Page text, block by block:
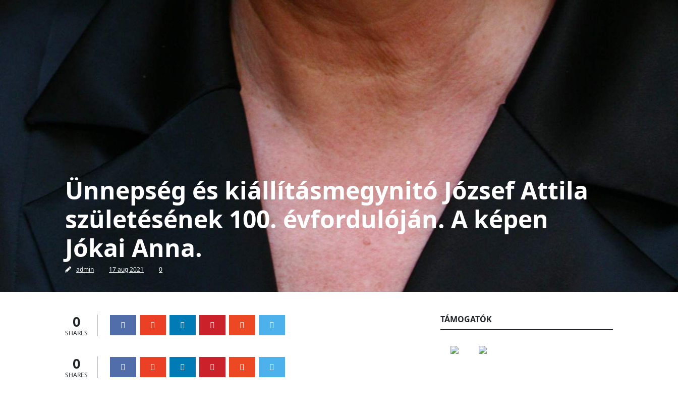
Ünnepség és kiállításmegynitó József Attila
születésének 100. évfordulóján. A képen
Jókai Anna.
admin 17 aug 2021 0
0
SHARES
0
SHARES
TÁMOGATÓK